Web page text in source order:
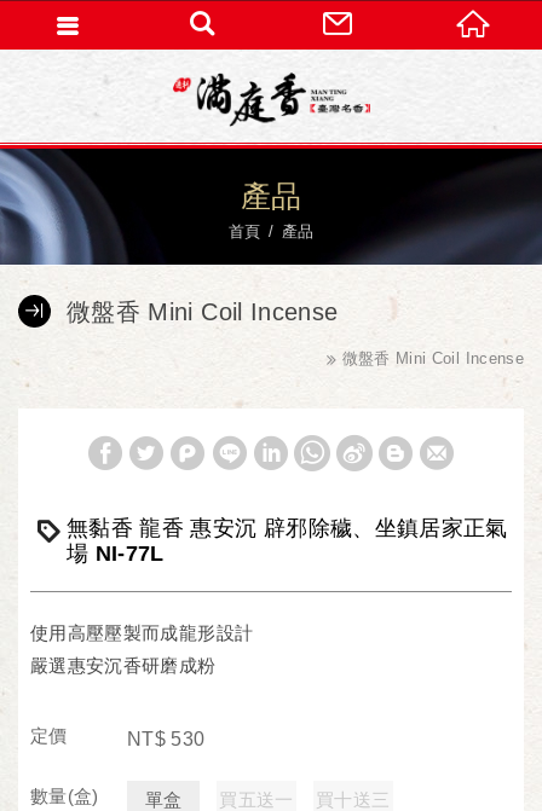
產品
首頁 產品
微盤香 Mini Coil Incense
微盤香 Mini Coil Incense
無黏香 龍香 惠安沉 辟邪除穢、坐鎮居家正氣
場 NI-77L
使用高壓壓製而成龍形設計
嚴選惠安沉香研磨成粉
定價 NT$ 530
數量(盒) 單盒 買五送一 買十送三